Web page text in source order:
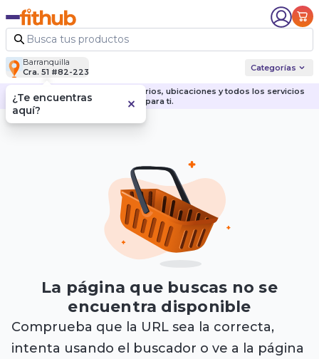
Barranquilla
Cra. 51 #82-223
Categorías
Descubre nuestras sedes, horarios, ubicaciones y todos los servicios
para ti.
La página que buscas no se
encuentra disponible
Comprueba que la URL sea la correcta,
intenta usando el buscador o ve a la página
¿Te encuentras
aquí?